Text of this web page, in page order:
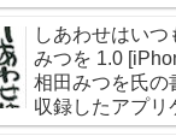
レンダーアプリ
しあわせはい
みつを 1.0
相田みつを氏の
収録したアプリ
第二弾